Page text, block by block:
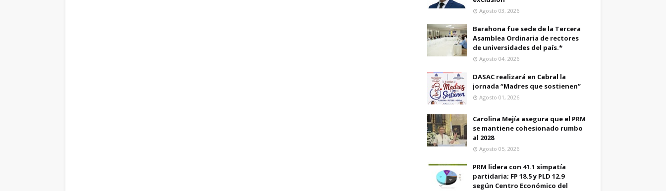
Agosto 03, 2026
Barahona fue sede de la Tercera
Asamblea Ordinaria de rectores
de universidades del país.*
Agosto 04, 2026
DASAC realizará en Cabral la
jornada “Madres que sostienen”
Agosto 01, 2026
Carolina Mejía asegura que el PRM
se mantiene cohesionado rumbo
al 2028
Agosto 05, 2026
PRM lidera con 41.1 simpatía
partidaria; FP 18.5 y PLD 12.9
según Centro Económico del